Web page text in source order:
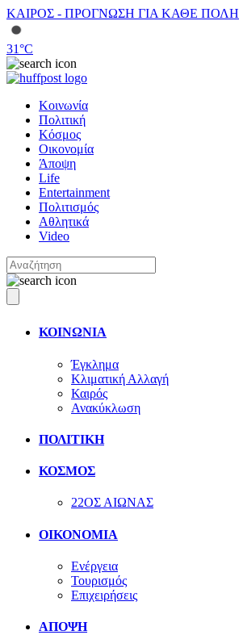
ΚΑΙΡΟΣ - ΠΡΟΓΝΩΣΗ ΓΙΑ ΚΑΘΕ ΠΟΛΗ
31°C
Κοινωνία
Πολιτική
Κόσμος
Οικονομία
Άποψη
Life
Entertainment
Πολιτισμός
Αθλητικά
Video
ΚΟΙΝΩΝΙΑ
Έγκλημα
Κλιματική Αλλαγή
Καιρός
Ανακύκλωση
ΠΟΛΙΤΙΚΗ
ΚΟΣΜΟΣ
22ΟΣ ΑΙΩΝΑΣ
ΟΙΚΟΝΟΜΙΑ
Ενέργεια
Τουρισμός
Επιχειρήσεις
ΑΠΟΨΗ